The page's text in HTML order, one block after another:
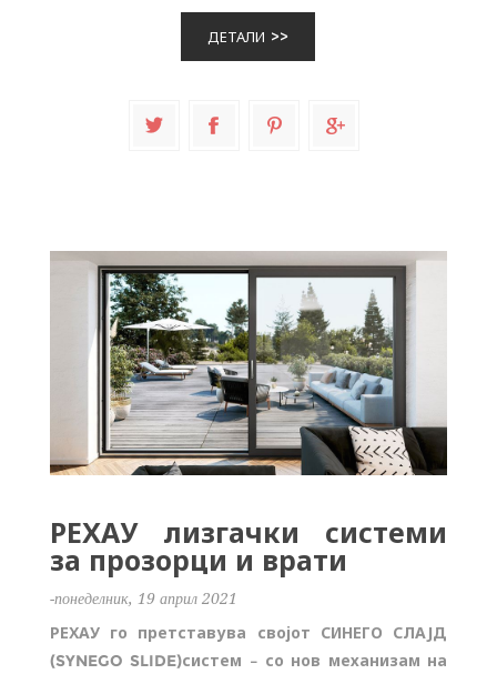
ДЕТАЛИ
РЕХАУ лизгачки системи
за прозорци и врати
-понеделник, 19 април 2021
РЕХАУ го претставува својот СИНЕГО СЛАЈД
(SYNEGO SLIDE)систем – со нов механизам на